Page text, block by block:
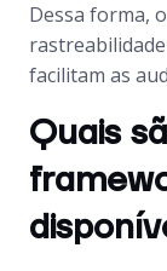
Dessa forma,
facilitam as
Quais